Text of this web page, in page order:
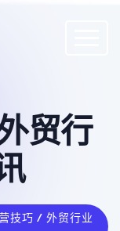
贸行
技巧 / 外贸行业